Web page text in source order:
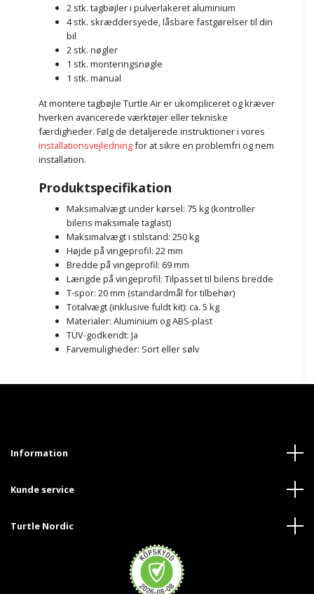
2 stk. tagbøjler i pulverlakeret aluminium
4 stk. skræddersyede, låsbare fastgørelser til din
bil
2 stk. nøgler
1 stk. monteringsnøgle
1 stk. manual
At montere tagbøjle Turtle Air er ukompliceret og kræver
hverken avancerede værktøjer eller tekniske
færdigheder. Følg de detaljerede instruktioner i vores
installationsvejledningfor at sikre en problemfri og nem
installation.
Produktspecifikation
Maksimalvægt under kørsel: 75 kg (kontroller
bilens maksimale taglast)
Maksimalvægt i stilstand: 250 kg
Højde på vingeprofil: 22 mm
Bredde på vingeprofil: 69 mm
Længde på vingeprofil: Tilpasset til bilens bredde
T-spor: 20 mm (standardmål for tilbehør)
Totalvægt (inklusive fuldt kit): ca. 5 kg
Materialer: Aluminium og ABS-plast
TÜV-godkendt: Ja
Farvemuligheder: Sort eller sølv
Information
Kunde service
Turtle Nordic